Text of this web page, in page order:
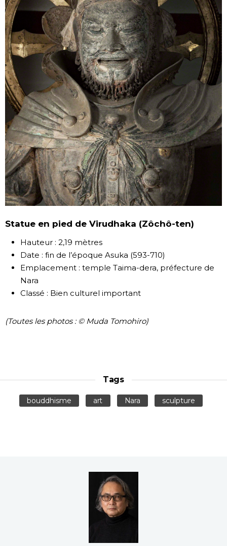
Statue en pied de Virudhaka (Zôchô-ten)
Hauteur : 2,19 mètres
Date : fin de l’époque Asuka (593-710)
Emplacement : temple Taima-dera, préfecture de
Nara
Classé : Bien culturel important
(Toutes les photos : © Muda Tomohiro)
Tags
bouddhisme art Nara sculpture